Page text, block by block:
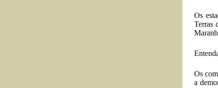
Os
Terras
Os
a